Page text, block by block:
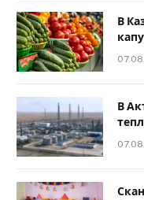
В
В